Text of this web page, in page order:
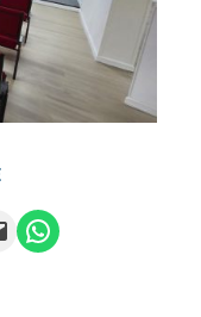
this Page
Share on WhatsApp